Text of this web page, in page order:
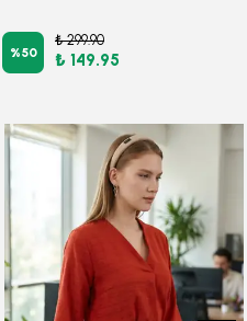
%50
₺ 299.90
₺ 149.95